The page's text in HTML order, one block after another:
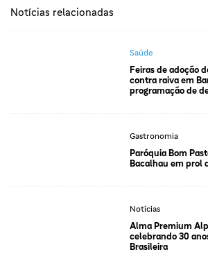
Notícias relacionadas
Saúde
Feiras de adoção
contra raiva em
programação de
Gastronomia
Paróquia Bom
Bacalhau em prol
Notícias
Alma Premium
celebrando 30
Brasileira